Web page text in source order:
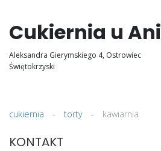
Cukiernia u Ani
Aleksandra Gierymskiego 4, Ostrowiec
Świętokrzyski
cukiernia - torty - kawiarnia
KONTAKT